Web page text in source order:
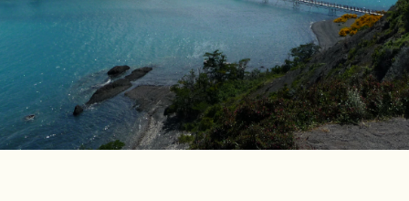
BOLIVIE
BOSNIE-HERZÉGOVINE
BOTSWANA
BRÉSIL
BURUNDI
CAMBODGE